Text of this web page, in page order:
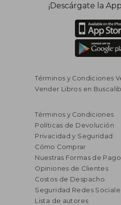
¡Descárgate la
Términos y Condiciones
Vender Libros en
Términos y Condiciones
Políticas de Devolución
Privacidad y Seguridad
Cómo Comprar
Nuestras Formas de Pago
Opiniones de Clientes
Costos de Despacho
Seguridad Redes
Lista de autores